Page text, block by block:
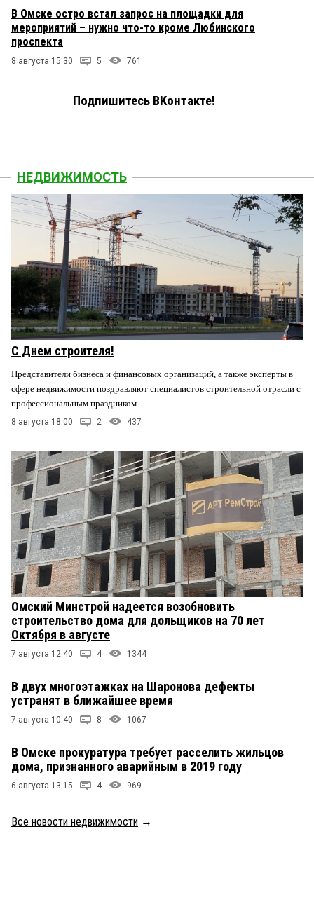
В Омске остро встал запрос на площадки для
мероприятий – нужно что-то кроме Любинского
проспекта
8 августа 15:30 5 761
Подпишитесь ВКонтакте!
НЕДВИЖИМОСТЬ
С Днем строителя!
Представители бизнеса и финансовых организаций, а также эксперты в
сфере недвижимости поздравляют специалистов строительной отрасли с
профессиональным праздником.
8 августа 18:00 2 437
Омский Минстрой надеется возобновить
строительство дома для дольщиков на 70 лет
Октября в августе
7 августа 12:40 4 1344
В двух многоэтажках на Шаронова дефекты
устранят в ближайшее время
7 августа 10:40 8 1067
В Омске прокуратура требует расселить жильцов
дома, признанного аварийным в 2019 году
6 августа 13:15 4 969
Все новости недвижимости →